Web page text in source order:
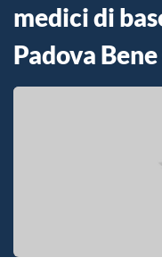
medici di
Padova